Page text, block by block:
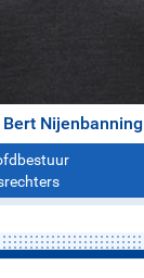
Bert Nijenbanning